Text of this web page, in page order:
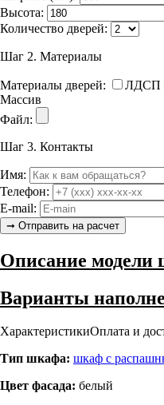
Высота:
Количество дверей:
Шаг 2. Материалы
Материалы дверей: ЛДСП
Массив
Файл:
Шаг 3. Контакты
Имя:
Телефон:
E-mail:
Описание модели
Варианты
ХарактеристикиОплата и
Тип шкафа: шкаф с
Цвет фасада: белый